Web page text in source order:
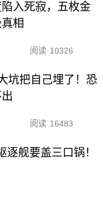
入死寂，五枚金
相
阅读 10326
坑把自己埋了！恐
阅读 16483
逐舰要盖三口锅！